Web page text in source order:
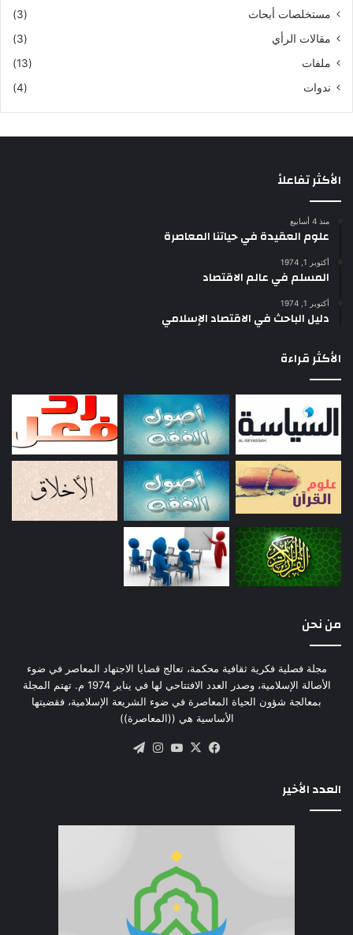
مستخلصات أبحاث
(3)
مقالات الرأي
(3)
ملفات
(13)
ندوات
(4)
الأكثر تفاعلاً
منذ 4 أسابيع
علوم العقيدة في حياتنا المعاصرة
أكتوبر 1, 1974
المسلم في عالم الاقتصاد
أكتوبر 1, 1974
دليل الباحث في الاقتصاد الإسلامي
الأكثر قراءة
من نحن
مجلة فصلية فكرية ثقافية محكمة، تعالج قضايا الاجتهاد المعاصر في ضوء
الأصالة الإسلامية، وصدر العدد الافتتاحي لها في يناير 1974 م. تهتم المجلة
بمعالجة شؤون الحياة المعاصرة في ضوء الشريعة الإسلامية، فقضيتها
الأساسية هي ((المعاصرة))
فيسبوك
‫X
‫YouTube
انستقرام
العدد الأخير